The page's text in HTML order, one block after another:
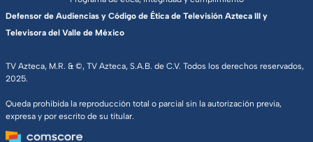
TV Azteca, M.R. & ©, TV Azteca, S.A.B. de C.V. Todos los derechos reservados,
2025.
Queda prohibida la reproducción total o parcial sin la autorización previa,
expresa y por escrito de su titular.
Defensor de Audiencias y Código de Ética de Televisión Azteca III y
Televisora del Valle de México